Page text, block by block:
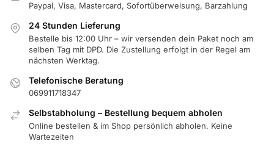
Paypal, Visa, Mastercard, Sofortüberweisung, Barzahlung
24 Stunden Lieferung
Bestelle bis 12:00 Uhr – wir versenden dein Paket noch am
selben Tag mit DPD. Die Zustellung erfolgt in der Regel am
nächsten Werktag.
Telefonische Beratung
069911718347
Selbstabholung – Bestellung bequem abholen
Online bestellen & im Shop persönlich abholen. Keine
Wartezeiten